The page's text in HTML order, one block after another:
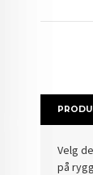
Velg
på